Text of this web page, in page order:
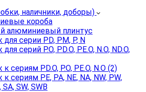
наличники, доборы)
короба
алюминиевый плинтус
серии PD, PM, P, N
серий P.O, PD.O, PE.O, N.O, ND.O,
сериям PD.O, P.O, PE.O, N.O (2)
сериям PE, PA, NE, NA, NW, PW,
SA, SW, SWB